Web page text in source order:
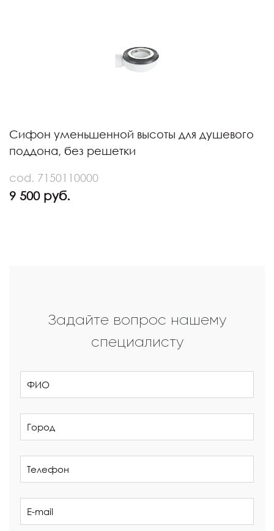
Сифон уменьшенной высоты для душевого
поддона, без решетки
cod. 7150110000
9 500 руб.
Задайте вопрос нашему
специалисту